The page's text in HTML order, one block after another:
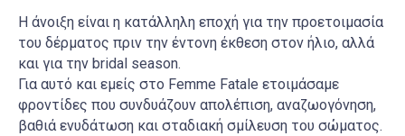
Η άνοιξη είναι η κατάλληλη εποχή για την προετοιμασία
του δέρματος πριν την έντονη έκθεση στον ήλιο, αλλά
και για την bridal season.
Για αυτό και εμείς στο Femme Fatale ετοιμάσαμε
φροντίδες που συνδυάζουν απολέπιση, αναζωογόνηση,
βαθιά ενυδάτωση και σταδιακή σμίλευση του σώματος.